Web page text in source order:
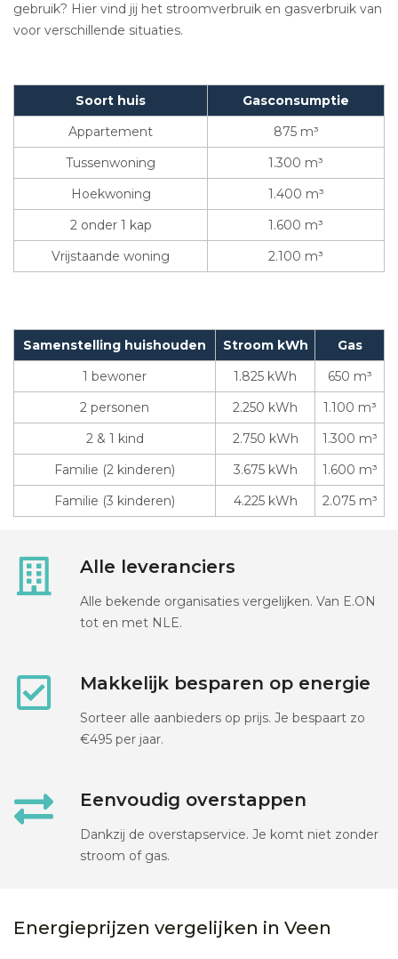
gebruik? Hier vind jij het stroomverbruik en gasverbruik van
voor verschillende situaties.
Soort huis
Gasconsumptie
Appartement
875 m³
Tussenwoning
1.300 m³
Hoekwoning
1.400 m³
2 onder 1 kap
1.600 m³
Vrijstaande woning
2.100 m³
Samenstelling huishouden Stroom kWh
Gas
1 bewoner
1.825 kWh
650 m³
2 personen
2.250 kWh
1.100 m³
2 & 1 kind
2.750 kWh
1.300 m³
Familie (2 kinderen)
3.675 kWh
1.600 m³
Familie (3 kinderen)
4.225 kWh 2.075 m³
Alle leveranciers
Alle bekende organisaties vergelijken. Van E.ON
tot en met NLE.
Makkelijk besparen op energie
Sorteer alle aanbieders op prijs. Je bespaart zo
€495 per jaar.
Eenvoudig overstappen
Dankzij de overstapservice. Je komt niet zonder
stroom of gas.
Energieprijzen vergelijken in Veen